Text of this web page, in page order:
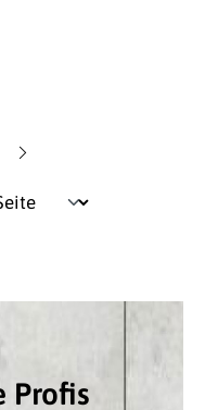
Profis